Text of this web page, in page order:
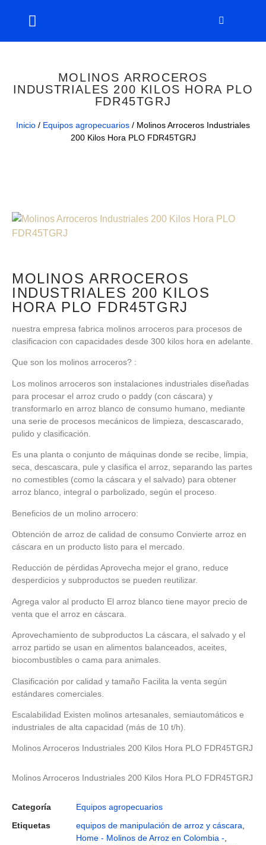
MOLINOS ARROCEROS
INDUSTRIALES 200 KILOS HORA PLO
FDR45TGRJ
Inicio / Equipos agropecuarios / Molinos Arroceros Industriales
200 Kilos Hora PLO FDR45TGRJ
MOLINOS ARROCEROS
INDUSTRIALES 200 KILOS
HORA PLO FDR45TGRJ
nuestra empresa fabrica molinos arroceros para procesos de
clasificacion con capacidades desde 300 kilos hora en adelante.
Que son los molinos arroceros? :
Los molinos arroceros son instalaciones industriales diseñadas
para procesar el arroz crudo o paddy (con cáscara) y
transformarlo en arroz blanco de consumo humano, mediante
una serie de procesos mecánicos de limpieza, descascarado,
pulido y clasificación.
Es una planta o conjunto de máquinas donde se recibe, limpia,
seca, descascara, pule y clasifica el arroz, separando las partes
no comestibles (como la cáscara y el salvado) para obtener
arroz blanco, integral o parbolizado, según el proceso.
Beneficios de un molino arrocero:
Obtención de arroz de calidad de consumo Convierte arroz en
cáscara en un producto listo para el mercado.
Reducción de pérdidas Aprovecha mejor el grano, reduce
desperdicios y subproductos se pueden reutilizar.
Agrega valor al producto El arroz blanco tiene mayor precio de
venta que el arroz en cáscara.
Aprovechamiento de subproductos La cáscara, el salvado y el
arroz partido se usan en alimentos balanceados, aceites,
biocombustibles o cama para animales.
Clasificación por calidad y tamaño Facilita la venta según
estándares comerciales.
Escalabilidad Existen molinos artesanales, semiautomáticos e
industriales de alta capacidad (más de 10 t/h).
Molinos Arroceros Industriales 200 Kilos Hora PLO FDR45TGRJ
Molinos Arroceros Industriales 200 Kilos Hora PLO FDR45TGRJ
Categoría
Equipos agropecuarios
Etiquetas
equipos de manipulación de arroz y cáscara
Home - Molinos de Arroz en Colombia -